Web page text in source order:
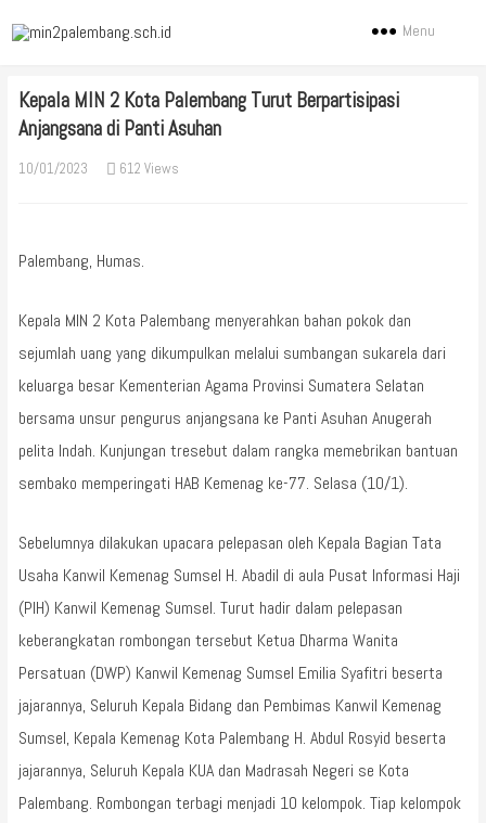
Menu
Kepala MIN 2 Kota Palembang Turut Berpartisipasi
Anjangsana di Panti Asuhan
10/01/2023 612 Views
Palembang, Humas.
Kepala MIN 2 Kota Palembang menyerahkan bahan pokok dan
sejumlah uang yang dikumpulkan melalui sumbangan sukarela dari
keluarga besar Kementerian Agama Provinsi Sumatera Selatan
bersama unsur pengurus anjangsana ke Panti Asuhan Anugerah
pelita Indah. Kunjungan tresebut dalam rangka memebrikan bantuan
sembako memperingati HAB Kemenag ke-77. Selasa (10/1).
Sebelumnya dilakukan upacara pelepasan oleh Kepala Bagian Tata
Usaha Kanwil Kemenag Sumsel H. Abadil di aula Pusat Informasi Haji
(PIH) Kanwil Kemenag Sumsel. Turut hadir dalam pelepasan
keberangkatan rombongan tersebut Ketua Dharma Wanita
Persatuan (DWP) Kanwil Kemenag Sumsel Emilia Syafitri beserta
jajarannya, Seluruh Kepala Bidang dan Pembimas Kanwil Kemenag
Sumsel, Kepala Kemenag Kota Palembang H. Abdul Rosyid beserta
jajarannya, Seluruh Kepala KUA dan Madrasah Negeri se Kota
Palembang. Rombongan terbagi menjadi 10 kelompok. Tiap kelompok